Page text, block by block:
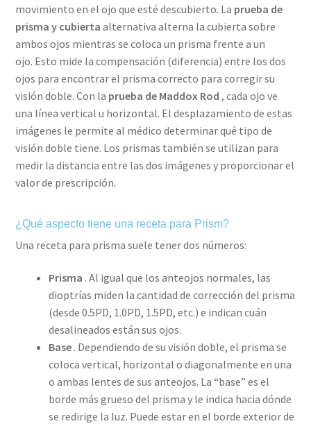
movimiento en el ojo que esté descubierto. La prueba de
prisma y cubierta alternativa alterna la cubierta sobre
ambos ojos mientras se coloca un prisma frente a un
ojo. Esto mide la compensación (diferencia) entre los dos
ojos para encontrar el prisma correcto para corregir su
visión doble. Con la prueba de Maddox Rod , cada ojo ve
una línea vertical u horizontal. El desplazamiento de estas
imágenes le permite al médico determinar qué tipo de
visión doble tiene. Los prismas también se utilizan para
medir la distancia entre las dos imágenes y proporcionar el
valor de prescripción.
¿Qué aspecto tiene una receta para Prism?
Una receta para prisma suele tener dos números:
Prisma . Al igual que los anteojos normales, las
dioptrías miden la cantidad de corrección del prisma
(desde 0.5PD, 1.0PD, 1.5PD, etc.) e indican cuán
desalineados están sus ojos.
Base . Dependiendo de su visión doble, el prisma se
coloca vertical, horizontal o diagonalmente en una
o ambas lentes de sus anteojos. La “base” es el
borde más grueso del prisma y le indica hacia dónde
se redirige la luz. Puede estar en el borde exterior de